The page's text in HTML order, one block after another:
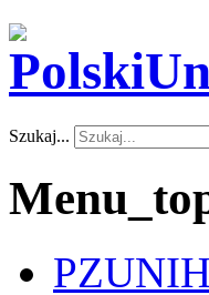
Szukaj...